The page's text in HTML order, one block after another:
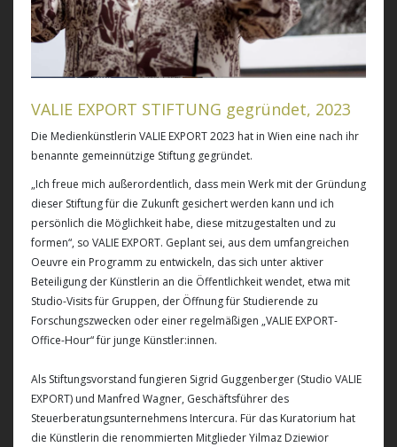
VALIE EXPORT STIFTUNG gegründet, 2023
Die Medienkünstlerin VALIE EXPORT 2023 hat in Wien eine nach ihr
benannte gemeinnützige Stiftung gegründet.
„Ich freue mich außerordentlich, dass mein Werk mit der Gründung
dieser Stiftung für die Zukunft gesichert werden kann und ich
persönlich die Möglichkeit habe, diese mitzugestalten und zu
formen“, so VALIE EXPORT. Geplant sei, aus dem umfangreichen
Oeuvre ein Programm zu entwickeln, das sich unter aktiver
Beteiligung der Künstlerin an die Öffentlichkeit wendet, etwa mit
Studio-Visits für Gruppen, der Öffnung für Studierende zu
Forschungszwecken oder einer regelmäßigen „VALIE EXPORT-
Office-Hour“ für junge Künstler:innen.
Als Stiftungsvorstand fungieren Sigrid Guggenberger (Studio VALIE
EXPORT) und Manfred Wagner, Geschäftsführer des
Steuerberatungsunternehmens Intercura. Für das Kuratorium hat
die Künstlerin die renommierten Mitglieder Yilmaz Dziewior